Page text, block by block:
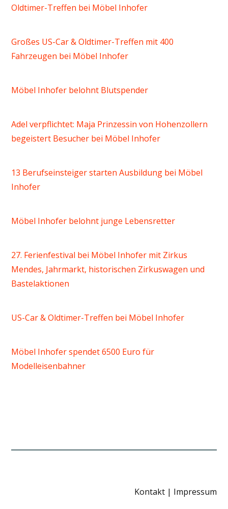
Oldtimer-Treffen bei Möbel Inhofer
Großes US-Car & Oldtimer-Treffen mit 400
Fahrzeugen bei Möbel Inhofer
Möbel Inhofer belohnt Blutspender
Adel verpflichtet: Maja Prinzessin von Hohenzollern
begeistert Besucher bei Möbel Inhofer
13 Berufseinsteiger starten Ausbildung bei Möbel
Inhofer
Möbel Inhofer belohnt junge Lebensretter
27. Ferienfestival bei Möbel Inhofer mit Zirkus
Mendes, Jahrmarkt, historischen Zirkuswagen und
Bastelaktionen
US-Car & Oldtimer-Treffen bei Möbel Inhofer
Möbel Inhofer spendet 6500 Euro für
Modelleisenbahner
| Impressum
Kontakt